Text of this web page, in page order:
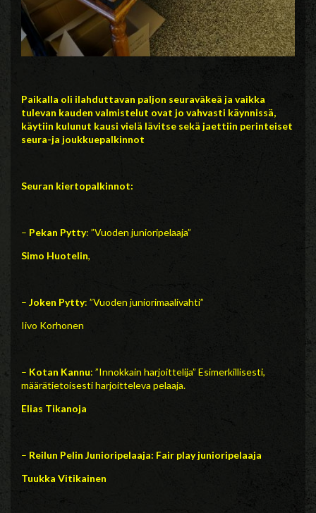
Paikalla oli ilahduttavan paljon seuraväkeä ja vaikka
tulevan kauden valmistelut ovat jo vahvasti käynnissä,
käytiin kulunut kausi vielä lävitse sekä jaettiin perinteiset
seura-ja joukkuepalkinnot
Seuran kiertopalkinnot:
– Pekan Pytty: ”Vuoden junioripelaaja”
Simo Huotelin,
– Joken Pytty: ”Vuoden juniorimaalivahti”
Iivo Korhonen
– Kotan Kannu: ”Innokkain harjoittelija” Esimerkillisesti,
määrätietoisesti harjoitteleva pelaaja.
Elias Tikanoja
– Reilun Pelin Junioripelaaja: Fair play junioripelaaja
Tuukka Vitikainen